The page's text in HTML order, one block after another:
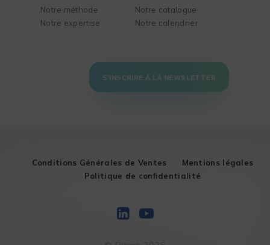
Notre méthode
Notre expertise
Notre catalogue
Notre calendrier
S'INSCRIRE À LA NEWSLETTER
Conditions Générales de Ventes
Mentions légales
Politique de confidentialité